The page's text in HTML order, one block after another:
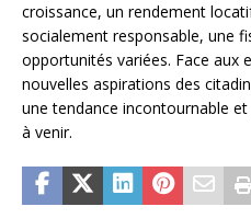
croissance, un rendement
socialement responsable, une
opportunités variées. Face aux
nouvelles aspirations des
une tendance incontournable
à venir.